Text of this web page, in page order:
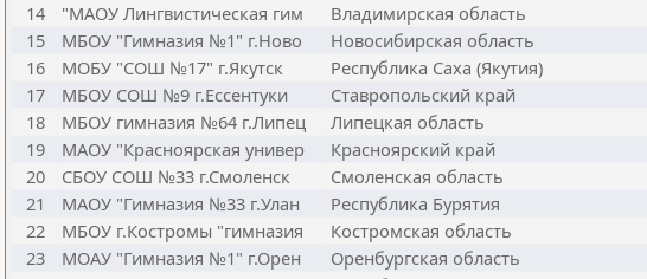
14
"МАОУ Лингвистическая гим Владимирская область
15
МБОУ "Гимназия №1" г.Ново Новосибирская область
16
МОБУ "СОШ №17" г.Якутск Республика Саха (Якутия)
17
МБОУ СОШ №9 г.Ессентуки Ставропольский край
18
МБОУ гимназия №64 г.Липец Липецкая область
19
МАОУ "Красноярская универ Красноярский край
20
СБОУ СОШ №33 г.Смоленск Смоленская область
21
МАОУ "Гимназия №33 г.Улан Республика Бурятия
22
МБОУ г.Костромы "гимназия Костромская область
23
МОАУ "Гимназия №1" г.Орен Оренбургская область